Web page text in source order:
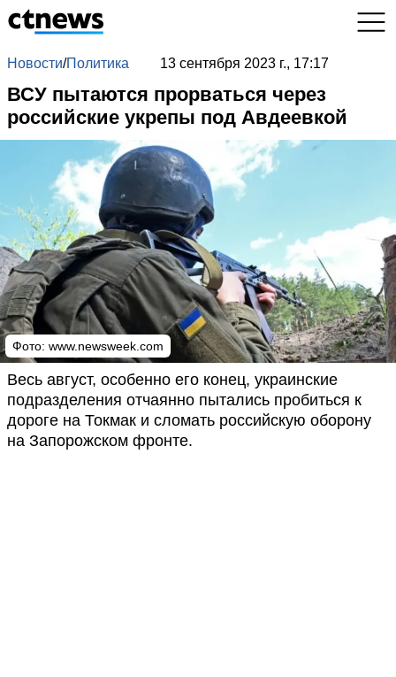
Новости/Политика 13 сентября 2023 г., 17:17
ВСУ пытаются прорваться через
российские укрепы под Авдеевкой
Фото: www.newsweek.com
Весь август, особенно его конец, украинские
подразделения отчаянно пытались пробиться к
дороге на Токмак и сломать российскую оборону
на Запорожском фронте.